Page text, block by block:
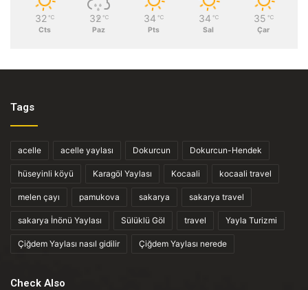
32 ℃
Cts
32 ℃
Paz
34 ℃
Pts
34 ℃
Sal
35 ℃
Çar
Tags
acelle acelle yaylası Dokurcun Dokurcun-Hendek
hüseyinli köyü Karagöl Yaylası Kocaali kocaali travel
melen çayı pamukova sakarya sakarya travel
sakarya İnönü Yaylası Sülüklü Göl travel Yayla Turizmi
Çiğdem Yaylası nasıl gidilir Çiğdem Yaylası nerede
Check Also